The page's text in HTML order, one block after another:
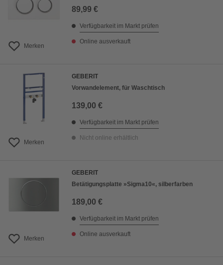
Merken
89,99 €
Verfügbarkeit im Markt prüfen
Online ausverkauft
Merken
GEBERIT
Vorwandelement, für Waschtisch
139,00 €
Verfügbarkeit im Markt prüfen
Nicht online erhältlich
Merken
GEBERIT
Betätigungsplatte »Sigma10«, silberfarben
189,00 €
Verfügbarkeit im Markt prüfen
Online ausverkauft